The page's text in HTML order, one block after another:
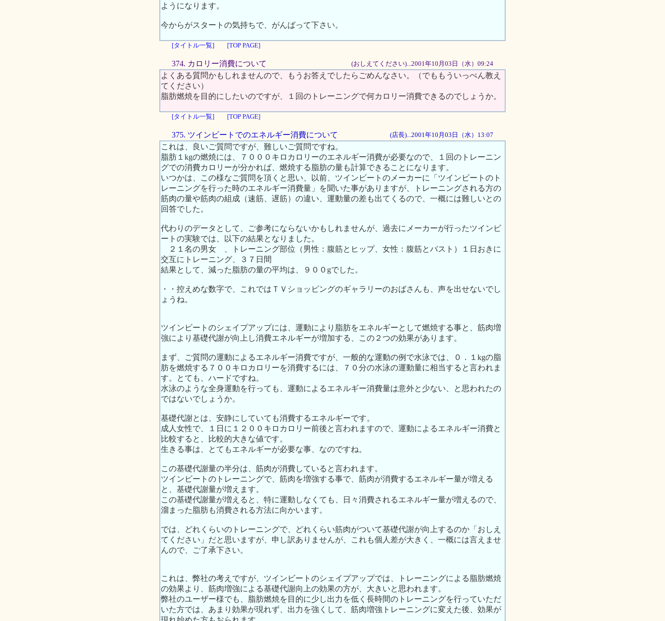
ようになります。
今からがスタートの気持ちで、がんばって下さい。
[タイトル一覧] [TOP PAGE]
374. カロリー消費について (おしえてください)...2001年10月03日（水）09:24
よくある質問かもしれませんので、もうお答えでしたらごめんなさい。（でももういっぺん教え
てください）
脂肪燃焼を目的にしたいのですが、１回のトレーニングで何カロリー消費できるのでしょうか。
[タイトル一覧] [TOP PAGE]
375. ツインビートでのエネルギー消費について (店長)...2001年10月03日（水）13:07
これは、良いご質問ですが、難しいご質問ですね。
脂肪１kgの燃焼には、７０００キロカロリーのエネルギー消費が必要なので、１回のトレーニン
グでの消費カロリーが分かれば、燃焼する脂肪の量も計算できることになります。
いつかは、この様なご質問を頂くと思い、以前、ツインビートのメーカーに「ツインビートのト
レーニングを行った時のエネルギー消費量」を聞いた事がありますが、トレーニングされる方の
筋肉の量や筋肉の組成（速筋、遅筋）の違い、運動量の差も出てくるので、一概には難しいとの
回答でした。
代わりのデータとして、ご参考にならないかもしれませんが、過去にメーカーが行ったツインビ
ートの実験では、以下の結果となりました。
２１名の男女 、トレーニング部位（男性：腹筋とヒップ、女性：腹筋とバスト）１日おきに
交互にトレーニング、３７日間
結果として、減った脂肪の量の平均は、９００gでした。
・・控えめな数字で、これではＴＶショッピングのギャラリーのおばさんも、声を出せないでし
ょうね。
ツインビートのシェイプアップには、運動により脂肪をエネルギーとして燃焼する事と、筋肉増
強により基礎代謝が向上し消費エネルギーが増加する、この２つの効果があります。
まず、ご質問の運動によるエネルギー消費ですが、一般的な運動の例で水泳では、０．１kgの脂
肪を燃焼する７００キロカロリーを消費するには、７０分の水泳の運動量に相当すると言われま
す。とても、ハードですね。
水泳のような全身運動を行っても、運動によるエネルギー消費量は意外と少ない、と思われたの
ではないでしょうか。
基礎代謝とは、安静にしていても消費するエネルギーです。
成人女性で、１日に１２００キロカロリー前後と言われますので、運動によるエネルギー消費と
比較すると、比較的大きな値です。
生きる事は、とてもエネルギーが必要な事、なのですね。
この基礎代謝量の半分は、筋肉が消費していると言われます。
ツインビートのトレーニングで、筋肉を増強する事で、筋肉が消費するエネルギー量が増える
と、基礎代謝量が増えます。
この基礎代謝量が増えると、特に運動しなくても、日々消費されるエネルギー量が増えるので、
溜まった脂肪も消費される方法に向かいます。
では、どれくらいのトレーニングで、どれくらい筋肉がついて基礎代謝が向上するのか「おしえ
てください」だと思いますが、申し訳ありませんが、これも個人差が大きく、一概には言えませ
んので、ご了承下さい。
これは、弊社の考えですが、ツインビートのシェイプアップでは、トレーニングによる脂肪燃焼
の効果より、筋肉増強による基礎代謝向上の効果の方が、大きいと思われます。
弊社のユーザー様でも、脂肪燃焼を目的に少し出力を低く長時間のトレーニングを行っていただ
いた方では、あまり効果が現れず、出力を強くして、筋肉増強トレーニングに変えた後、効果が